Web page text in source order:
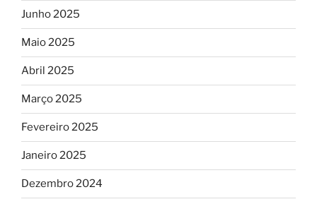
Junho 2025
Maio 2025
Abril 2025
Março 2025
Fevereiro 2025
Janeiro 2025
Dezembro 2024